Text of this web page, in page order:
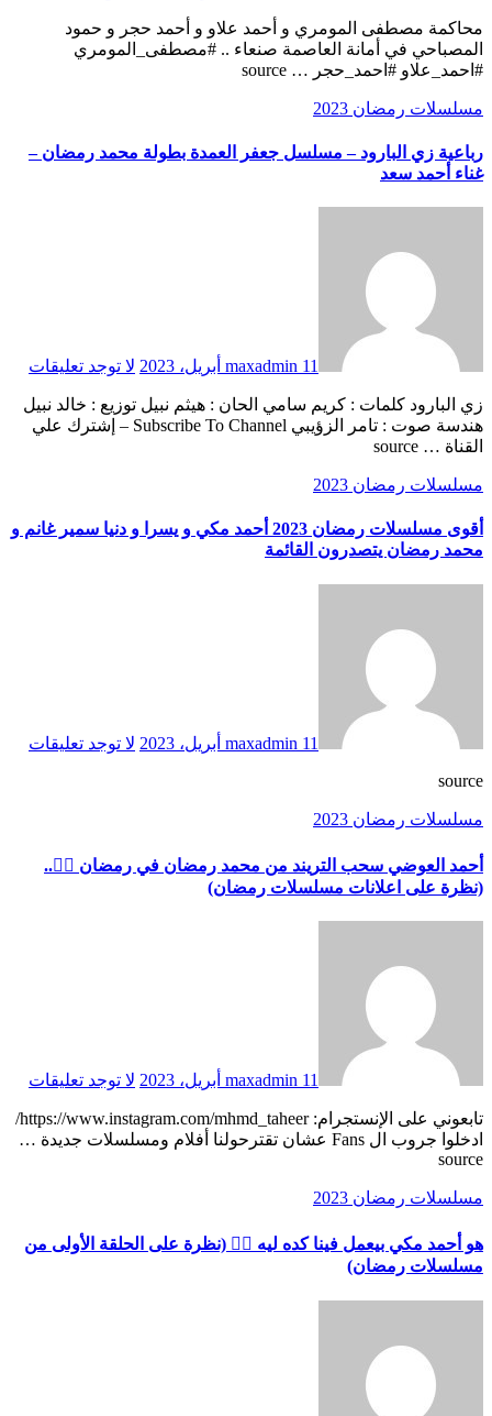
محاكمة مصطفى المومري و أحمد علاو و أحمد حجر و حمود
المصباحي في أمانة العاصمة صنعاء .. #مصطفى_المومري
#احمد_علاو #احمد_حجر … source
مسلسلات رمضان 2023
رباعية زي البارود – مسلسل جعفر العمدة بطولة محمد رمضان –
غناء أحمد سعد
maxadmin 11 أبريل، 2023 لا توجد تعليقات
زي البارود كلمات : كريم سامي الحان : هيثم نبيل توزيع : خالد نبيل
هندسة صوت : تامر الزؤيبي Subscribe To Channel – إشترك علي
القناة … source
مسلسلات رمضان 2023
أقوى مسلسلات رمضان 2023 أحمد مكي و يسرا و دنيا سمير غانم و
محمد رمضان يتصدرون القائمة
maxadmin 11 أبريل، 2023
لا توجد تعليقات
source
مسلسلات رمضان 2023
أحمد العوضي سحب التريند من محمد رمضان في رمضان 🙆‍♂️..
(نظرة على اعلانات مسلسلات رمضان)
maxadmin 11 أبريل، 2023 لا توجد تعليقات
تابعوني على الإنستجرام: https://www.instagram.com/mhmd_taheer/
ادخلوا جروب ال Fans عشان تقترحولنا أفلام ومسلسلات جديدة …
source
مسلسلات رمضان 2023
هو أحمد مكي بيعمل فينا كده ليه 🤦‍♂️ (نظرة على الحلقة الأولى من
مسلسلات رمضان)